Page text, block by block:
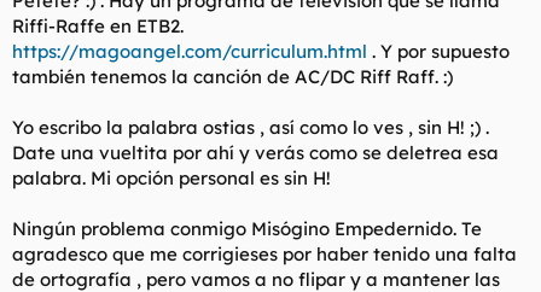
Riffi-Raffe en ETB2.
https://magoangel.com/curriculum.html . Y por supuesto
también tenemos la canción de AC/DC Riff Raff. :)
Yo escribo la palabra ostias , así como lo ves , sin H! ;) .
Date una vueltita por ahí y verás como se deletrea esa
palabra. Mi opción personal es sin H!
Ningún problema conmigo Misógino Empedernido. Te
agradesco que me corrigieses por haber tenido una falta
de ortografía , pero vamos a no flipar y a mantener las